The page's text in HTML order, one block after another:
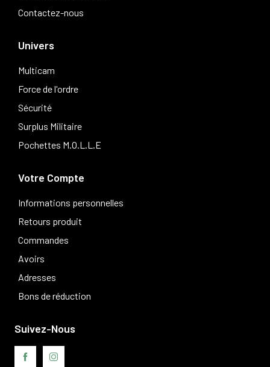
Contactez-nous
Univers
Multicam
Force de l'ordre
Sécurité
Surplus Militaire
Pochettes M.O.L.L.E
Votre Compte
Informations personnelles
Retours produit
Commandes
Avoirs
Adresses
Bons de réduction
Suivez-Nous